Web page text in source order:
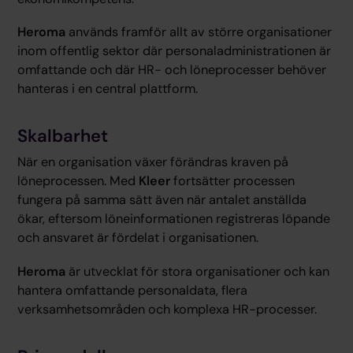
Heroma används framför allt av större organisationer
inom offentlig sektor där personaladministrationen är
omfattande och där HR- och löneprocesser behöver
hanteras i en central plattform.
Skalbarhet
När en organisation växer förändras kraven på
löneprocessen. Med Kleerfortsätter processen
fungera på samma sätt även när antalet anställda
ökar, eftersom löneinformationen registreras löpande
och ansvaret är fördelat i organisationen.
Heroma är utvecklat för stora organisationer och kan
hantera omfattande personaldata, flera
verksamhetsområden och komplexa HR-processer.